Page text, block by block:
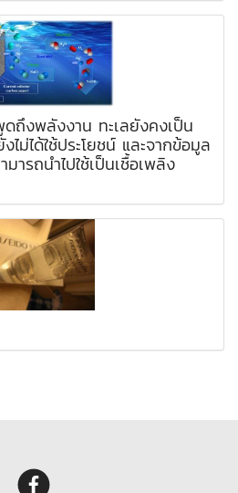
ถึงพลังงาน ทะเลยังคงเป็น
ม่ได้ใช้ประโยชน์ และจากข้อมูล
ารถนำไปใช้เป็นเชื้อเพลิง